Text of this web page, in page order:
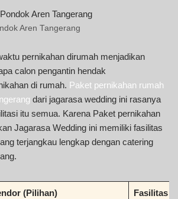
Aren Tangerang
pernikahan dirumah menjadikan
calon pengantin hendak
di rumah. Paket pernikahan rumah
dari jagarasa wedding ini rasanya
itu semua. Karena Paket pernikahan
Jagarasa Wedding ini memiliki fasilitas
terjangkau lengkap dengan catering
(Pilihan) Fasilitas